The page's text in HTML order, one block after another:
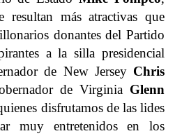
resultan más atractivas que
donantes del Partido
a la silla presidencial
de New Jersey Chris
de Virginia Glenn
disfrutamos de las lides
muy entretenidos en los